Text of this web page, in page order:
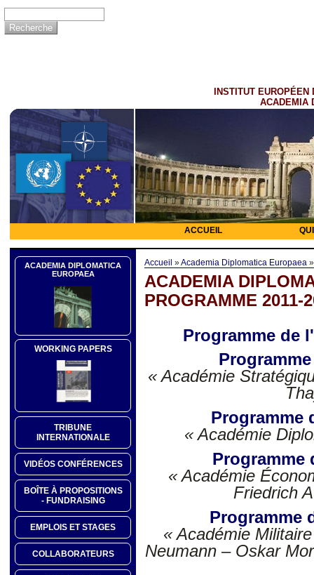
INSTITUT EUROPÉEN
ACADEMIA
ACCUEIL
ACADEMIA DIPLOMATICA
EUROPAEA
WORKING PAPERS
TRIBUNE
INTERNATIONALE
VIDÉOS CONFÉRENCES
BOÎTE À PROPOSITIONS
- FUNDRAISING
EMPLOIS ET STAGES
COLLABORATEURS
Accueil »Academia Diplomatica Europaea
ACADEMIA
PROGRAMME 2011-
Programme de
« Académie
Programme
« Académie
Programme
« Académie
Friedrich
Programme
« Académie
Neumann – Oskar